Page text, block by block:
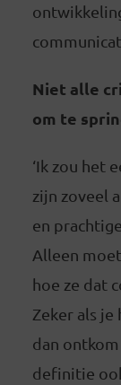
Niet alle
om te
‘Ik zou het
zijn zoveel
en
Alleen
hoe ze dat
Zeker als
dan
definitie